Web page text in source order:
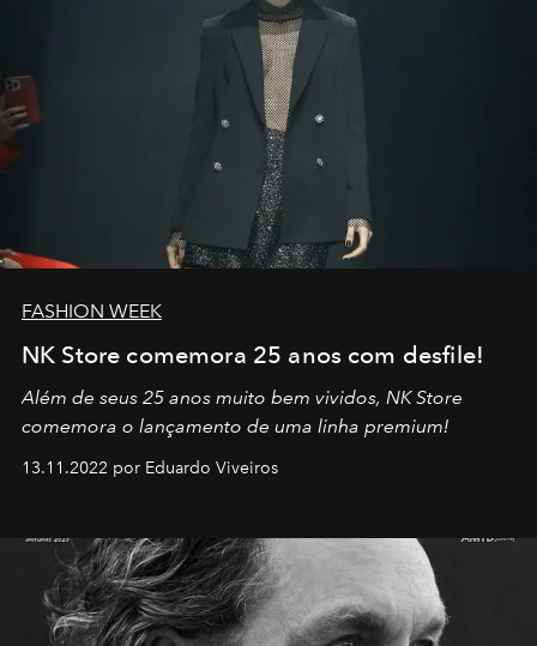
FASHION WEEK
NK Store comemora 25 anos com desfile!
Além de seus 25 anos muito bem vividos, NK Store
comemora o lançamento de uma linha premium!
13.11.2022 por Eduardo Viveiros